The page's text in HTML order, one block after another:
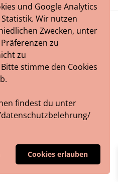
und Google Analytics
Wir nutzen
Zwecken, unter
zu
zu
stimme den Cookies
findest du unter
Cookies erlauben
/ Webworks byblumeblau